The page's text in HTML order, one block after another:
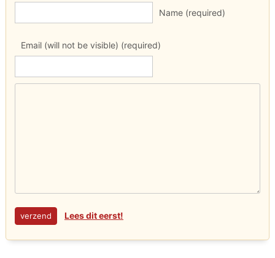
Name (required)
Email (will not be visible) (required)
Lees dit eerst!